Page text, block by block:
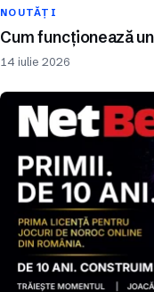
NOUTĂȚI
Cum funcționează
14 iulie 2026